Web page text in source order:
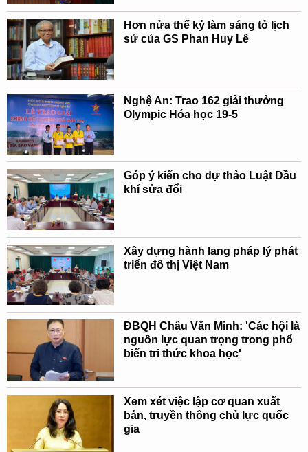
Hơn nửa thế kỷ làm sáng tỏ lịch
sử của GS Phan Huy Lê
Nghệ An: Trao 162 giải thưởng
Olympic Hóa học 19-5
Góp ý kiến cho dự thảo Luật Dầu
khí sửa đổi
Xây dựng hành lang pháp lý phát
triển đô thị Việt Nam
ĐBQH Châu Văn Minh: 'Các hội là
nguồn lực quan trọng trong phổ
biến tri thức khoa học'
Xem xét việc lập cơ quan xuất
bản, truyền thông chủ lực quốc
gia